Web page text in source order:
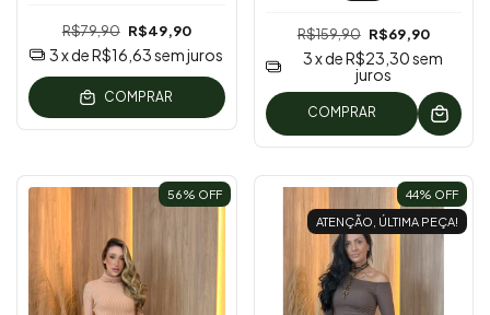
R$79,90 R$49,90
3x deR$16,63sem juros
COMPRAR
R$159,90 R$69,90
3x deR$23,30sem
juros
COMPRAR
56% OFF 44% OFF
ATENÇÃO, ÚLTIMA PEÇA!